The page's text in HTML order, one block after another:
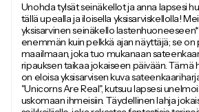
Unohda tylsät seinäkellot ja anna lapsesi
tällä upealla ja iloisella yksisarviskellolla!
yksisarvinen seinäkello
enemmän kuin pelkkä ajan näyttäjä; se
maailmaan, joka tuo mukanaan
ripauksen taikaa jokaiseen päivään. Tämä
on eloisa yksisarvisen kuva
"Unicorns Are Real", kutsuu lapsesi
uskomaan ihmeisiin. Täydellinen lahja